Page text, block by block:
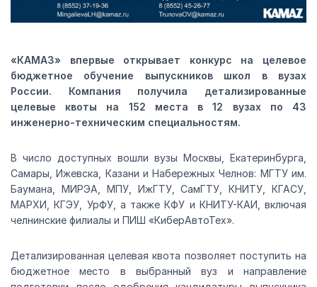
«КАМАЗ» впервые открывает конкурс на целевое
бюджетное обучение выпускников школ в вузах
России. Компания получила детализированные
целевые квоты на 152 места в 12 вузах по 43
инженерно-техническим специальностям.
В число доступных вошли вузы Москвы, Екатеринбурга,
Самары, Ижевска, Казани и Набережных Челнов: МГТУ им.
Баумана, МИРЭА, МПУ, ИжГТУ, СамГТУ, КНИТУ, КГАСУ,
МАРХИ, КГЭУ, УрФУ, а также КФУ и КНИТУ-КАИ, включая
челнинские филиалы и ПИШ «КиберАвтоТех».
Детализированная целевая квота позволяет поступить на
бюджетное место в выбранный вуз и направление